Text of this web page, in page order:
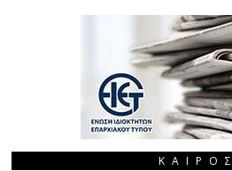
ΚΑΙΡΌΣ